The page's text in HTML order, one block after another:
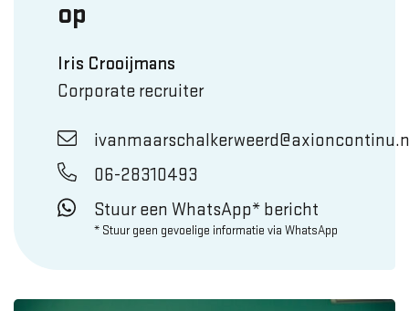
op
Iris Crooijmans
Corporate recruiter
06-28310493
Stuur een WhatsApp* bericht
* Stuur geen gevoelige informatie via WhatsApp